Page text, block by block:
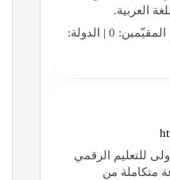
العربية.
للتعليم الرقمي
متكاملة من